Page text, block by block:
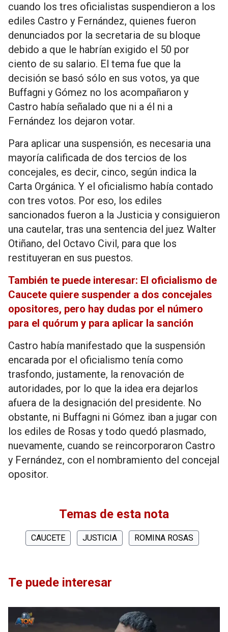
cuando los tres oficialistas suspendieron a los
ediles Castro y Fernández, quienes fueron
denunciados por la secretaria de su bloque
debido a que le habrían exigido el 50 por
ciento de su salario. El tema fue que la
decisión se basó sólo en sus votos, ya que
Buffagni y Gómez no los acompañaron y
Castro había señalado que ni a él ni a
Fernández los dejaron votar.
Para aplicar una suspensión, es necesaria una
mayoría calificada de dos tercios de los
concejales, es decir, cinco, según indica la
Carta Orgánica. Y el oficialismo había contado
con tres votos. Por eso, los ediles
sancionados fueron a la Justicia y consiguieron
una cautelar, tras una sentencia del juez Walter
Otiñano, del Octavo Civil, para que los
restituyeran en sus puestos.
También te puede interesar: El oficialismo de
Caucete quiere suspender a dos concejales
opositores, pero hay dudas por el número
para el quórum y para aplicar la sanción
Castro había manifestado que la suspensión
encarada por el oficialismo tenía como
trasfondo, justamente, la renovación de
autoridades, por lo que la idea era dejarlos
afuera de la designación del presidente. No
obstante, ni Buffagni ni Gómez iban a jugar con
los ediles de Rosas y todo quedó plasmado,
nuevamente, cuando se reincorporaron Castro
y Fernández, con el nombramiento del concejal
opositor.
Temas de esta nota
CAUCETE JUSTICIA ROMINA ROSAS
Te puede interesar